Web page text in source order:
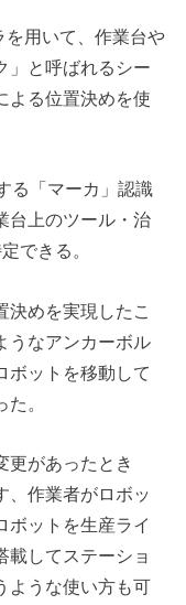
用いて、作業台や
」と呼ばれるシー
よる位置決めを使
る「マーカ」認識
台上のツール・治
できる。
決めを実現したこ
うなアンカーボル
ボットを移動して
。
更があったとき
、作業者がロボッ
ボットを生産ライ
載してステーショ
ような使い方も可